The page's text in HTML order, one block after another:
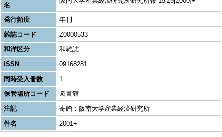
名
発行頻度
年刊
雑誌コード
Z0000533
和洋区分
和雑誌
ISSN
09168281
同時受入冊数
1
保管場所コード
図書館
注記
寄贈：阪南大学産業経済研究所
件名
2001+